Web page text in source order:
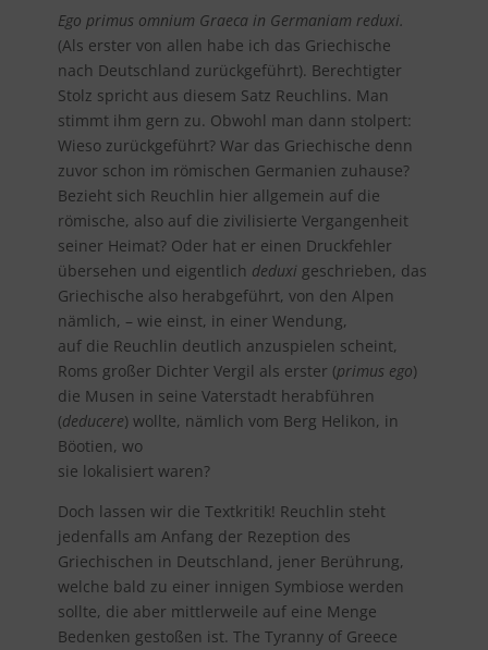
Ego primus omnium Graeca in Germaniam reduxi.
(Als erster von allen habe ich das Griechische
nach Deutschland zurückgeführt). Berechtigter
Stolz spricht aus diesem Satz Reuchlins. Man
stimmt ihm gern zu. Obwohl man dann stolpert:
Wieso zurückgeführt? War das Griechische denn
zuvor schon im römischen Germanien zuhause?
Bezieht sich Reuchlin hier allgemein auf die
römische, also auf die zivilisierte Vergangenheit
seiner Heimat? Oder hat er einen Druckfehler
übersehen und eigentlich deduxi geschrieben, das
Griechische also herabgeführt, von den Alpen
nämlich, – wie einst, in einer Wendung,
auf die Reuchlin deutlich anzuspielen scheint,
Roms großer Dichter Vergil als erster (primus ego)
die Musen in seine Vaterstadt herabführen
(deducere) wollte, nämlich vom Berg Helikon, in
Böotien, wo
sie lokalisiert waren?
Doch lassen wir die Textkritik! Reuchlin steht
jedenfalls am Anfang der Rezeption des
Griechischen in Deutschland, jener Berührung,
welche bald zu einer innigen Symbiose werden
sollte, die aber mittlerweile auf eine Menge
Bedenken gestoßen ist. The Tyranny of Greece